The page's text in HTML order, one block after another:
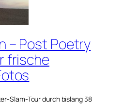
– Post Poetry
frische
Slam-Tour durch bislang 38